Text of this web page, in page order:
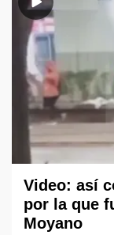
Video: así
por la que
Moyano